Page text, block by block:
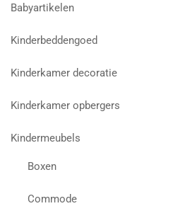
Babyartikelen
Kinderbeddengoed
Kinderkamer decoratie
Kinderkamer opbergers
Kindermeubels
Boxen
Commode